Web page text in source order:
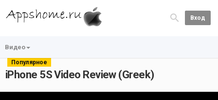
Вход
Видео
Популярное
iPhone 5S Video Review (Greek)